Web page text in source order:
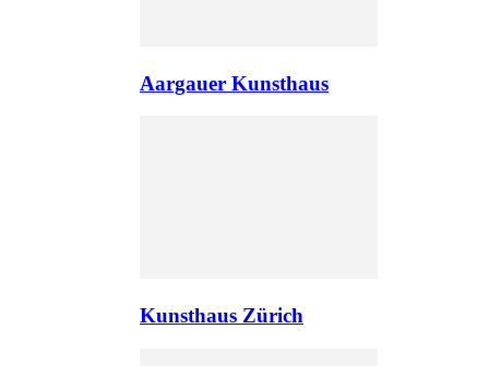
Aargauer Kunsthaus
Kunsthaus Zürich